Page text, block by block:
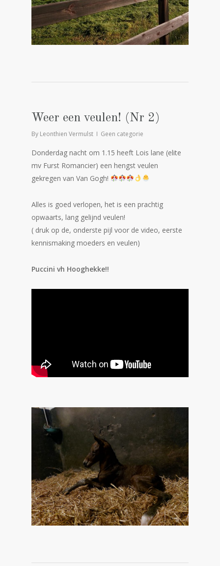
Weer een veulen! (Nr 2)
By Leonthien Vermulst Geen categorie
Donderdag nacht om 1.15 heeft Lois lane (elite
mv Furst Romancier) een hengst veulen
gekregen van Van Gogh!
Alles is goed verlopen, het is een prachtig
opwaarts, lang gelijnd veulen!
( druk op de, onderste pijl voor de video, eerste
kennismaking moeders en veulen)
Puccini vh Hooghekke!!